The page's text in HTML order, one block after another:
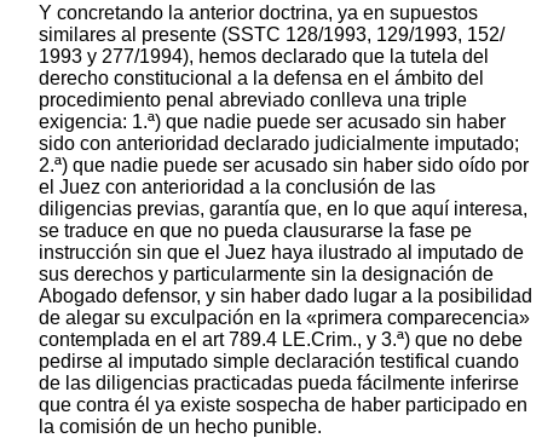
Y concretando la anterior doctrina, ya en supuestos
similares al presente (SSTC 128/1993, 129/1993, 152/
1993 y 277/1994), hemos declarado que la tutela del
derecho constitucional a la defensa en el ámbito del
procedimiento penal abreviado conlleva una triple
exigencia: 1.ª) que nadie puede ser acusado sin haber
sido con anterioridad declarado judicialmente imputado;
2.ª) que nadie puede ser acusado sin haber sido oído por
el Juez con anterioridad a la conclusión de las
diligencias previas, garantía que, en lo que aquí interesa,
se traduce en que no pueda clausurarse la fase pe
instrucción sin que el Juez haya ilustrado al imputado de
sus derechos y particularmente sin la designación de
Abogado defensor, y sin haber dado lugar a la posibilidad
de alegar su exculpación en la «primera comparecencia»
contemplada en el art 789.4 LE.Crim., y 3.ª) que no debe
pedirse al imputado simple declaración testifical cuando
de las diligencias practicadas pueda fácilmente inferirse
que contra él ya existe sospecha de haber participado en
la comisión de un hecho punible.